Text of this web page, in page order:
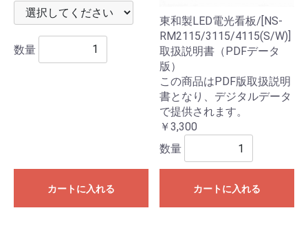
数量
カートに入れる
東和製LED電光看板/[NS-
RM2115/3115/4115(S/W)]
取扱説明書（PDFデータ
版）
この商品はPDF版取扱説明
書となり、デジタルデータ
で提供されます。
￥3,300
数量
カートに入れる